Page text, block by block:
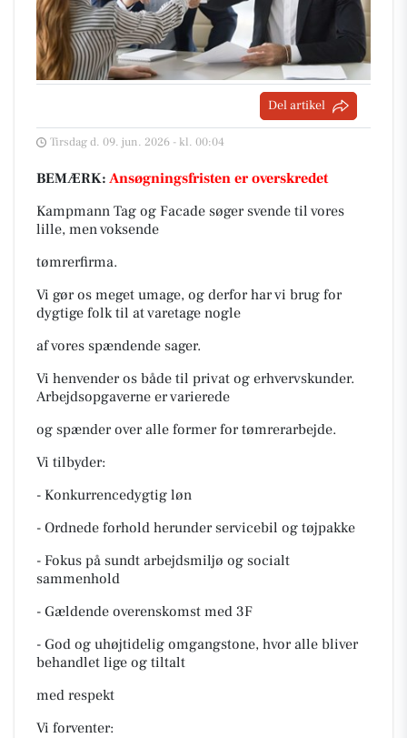
Del artikel
Tirsdag d. 09. jun. 2026 - kl. 00:04
BEMÆRK: Ansøgningsfristen er overskredet
Kampmann Tag og Facade søger svende til vores
lille, men voksende
tømrerfirma.
Vi gør os meget umage, og derfor har vi brug for
dygtige folk til at varetage nogle
af vores spændende sager.
Vi henvender os både til privat og erhvervskunder.
Arbejdsopgaverne er varierede
og spænder over alle former for tømrerarbejde.
Vi tilbyder:
- Konkurrencedygtig løn
- Ordnede forhold herunder servicebil og tøjpakke
- Fokus på sundt arbejdsmiljø og socialt
sammenhold
- Gældende overenskomst med 3F
- God og uhøjtidelig omgangstone, hvor alle bliver
behandlet lige og tiltalt
med respekt
Vi forventer: